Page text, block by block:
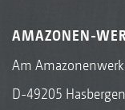
AMAZONEN-
Am
D-49205